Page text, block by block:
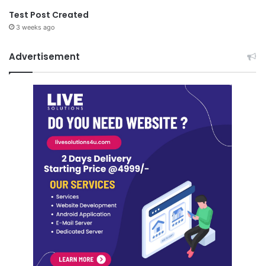
Test Post Created
3 weeks ago
Advertisement